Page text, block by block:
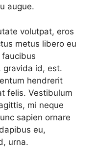
augue.
volutpat, eros
metus libero eu
gravida id, est.
hendrerit
felis. Vestibulum
mi neque
sapien ornare
eu,
urna.